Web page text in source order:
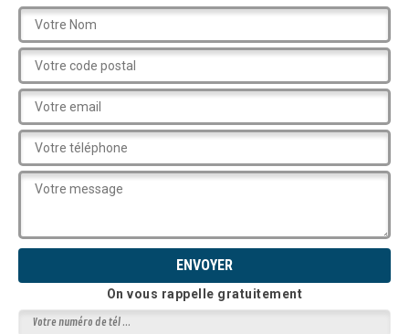
On vous rappelle gratuitement